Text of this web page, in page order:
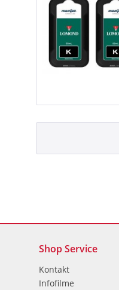
Shop Service
Kontakt
Infofilme